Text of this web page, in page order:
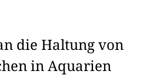
die Haltung von
in Aquarien